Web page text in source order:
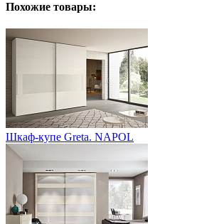
Похожие товары:
Шкаф-купе Greta. NAPOL